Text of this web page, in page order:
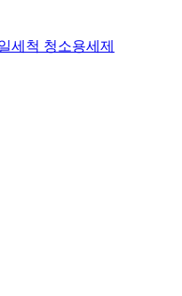
세척 청소용세제